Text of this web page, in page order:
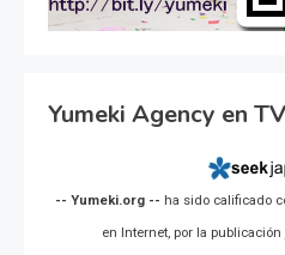
Yumeki Agency en TV
-- Yumeki.org -- ha sido calificado
en Internet, por la